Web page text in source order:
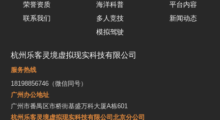
荣誉资质
联系我们
海洋科普
多人竞技
模拟驾驶
平台内容
新闻动态
杭州乐客灵境虚拟现实科技有限公司
服务热线
18198856746（微信同号）
广州办公地址
广州市番禺区市桥街基盛万科大厦A栋601
杭州乐客灵境虚拟现实科技有限公司北京分公司